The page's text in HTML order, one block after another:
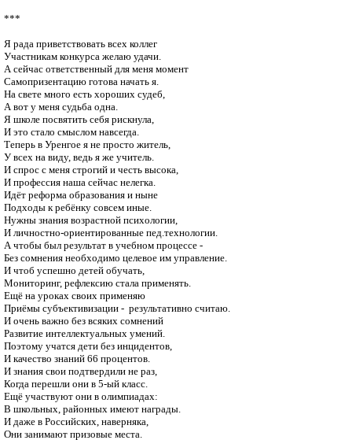
***
Я рада приветствовать всех коллег
Участникам конкурса желаю удачи.
А сейчас ответственный для меня момент
Самопризентацию готова начать я.
На свете много есть хороших судеб,
А вот у меня судьба одна.
Я школе посвятить себя рискнула,
И это стало смыслом навсегда.
Теперь в Уренгое я не просто житель,
У всех на виду, ведь я же учитель.
И спрос с меня строгий и честь высока,
И профессия наша сейчас нелегка.
Идёт реформа образования и ныне
Подходы к ребёнку совсем иные.
Нужны знания возрастной психологии,
И личностно-ориентированные пед.технологии.
А чтобы был результат в учебном процессе -
Без сомнения необходимо целевое им управление.
И чтоб успешно детей обучать,
Мониторинг, рефлексию стала применять.
Ещё на уроках своих применяю
Приёмы субъективизации -  результативно считаю.
И очень важно без всяких сомнений
Развитие интеллектуальных умений.
Поэтому учатся дети без инцидентов,
И качество знаний 66 процентов.
И знания свои подтвердили не раз,
Когда перешли они в 5-ый класс.
Ещё участвуют они в олимпиадах:
В школьных, районных имеют награды.
И даже в Российских, наверняка,
Они занимают призовые места.